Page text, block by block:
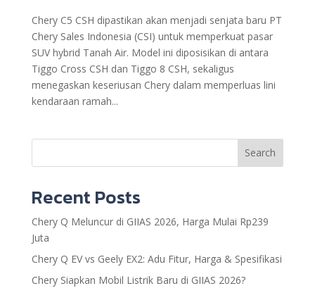
Chery C5 CSH dipastikan akan menjadi senjata baru PT
Chery Sales Indonesia (CSI) untuk memperkuat pasar
SUV hybrid Tanah Air. Model ini diposisikan di antara
Tiggo Cross CSH dan Tiggo 8 CSH, sekaligus
menegaskan keseriusan Chery dalam memperluas lini
kendaraan ramah...
Search
Recent Posts
Chery Q Meluncur di GIIAS 2026, Harga Mulai Rp239
Juta
Chery Q EV vs Geely EX2: Adu Fitur, Harga & Spesifikasi
Chery Siapkan Mobil Listrik Baru di GIIAS 2026?